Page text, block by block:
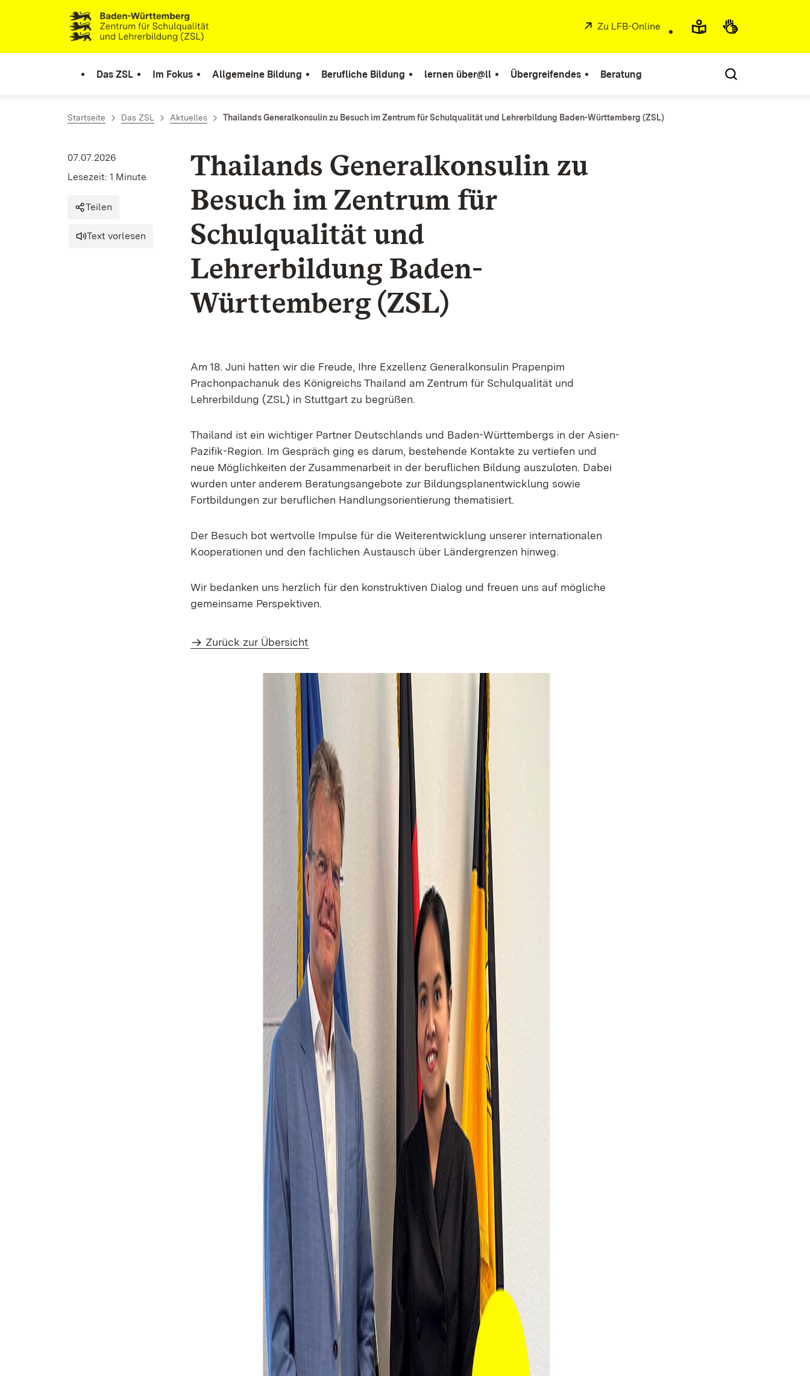
Zum Inhalt springen
Link zur Startseite
Extern:
Zu LFB-Online (Öffnet in neuem Fenster)
Das ZSL Im Fokus Allgemeine Bildung Berufliche Bildung lernen über@ll Übergreifendes Beratung
Startseite Das ZSL Aktuelles Thailands Generalkonsulin zu Besuch im Zentrum für Schulqualität und Lehrerbildung Baden-Württemberg (ZSL)
Thailands Generalkonsulin zu
Besuch im Zentrum für
Schulqualität und
Lehrerbildung Baden-
Württemberg (ZSL)
07.07.2026
Lesezeit: 1 Minute
Teilen
Text vorlesen
Am 18. Juni hatten wir die Freude, Ihre Exzellenz Generalkonsulin Prapenpim
Prachonpachanuk des Königreichs Thailand am Zentrum für Schulqualität und
Lehrerbildung (ZSL) in Stuttgart zu begrüßen.
Thailand ist ein wichtiger Partner Deutschlands und Baden-Württembergs in der Asien-
Pazifik-Region. Im Gespräch ging es darum, bestehende Kontakte zu vertiefen und
neue Möglichkeiten der Zusammenarbeit in der beruflichen Bildung auszuloten. Dabei
wurden unter anderem Beratungsangebote zur Bildungsplanentwicklung sowie
Fortbildungen zur beruflichen Handlungsorientierung thematisiert.
Der Besuch bot wertvolle Impulse für die Weiterentwicklung unserer internationalen
Kooperationen und den fachlichen Austausch über Ländergrenzen hinweg.
Wir bedanken uns herzlich für den konstruktiven Dialog und freuen uns auf mögliche
gemeinsame Perspektiven.
Zurück zur Übersicht